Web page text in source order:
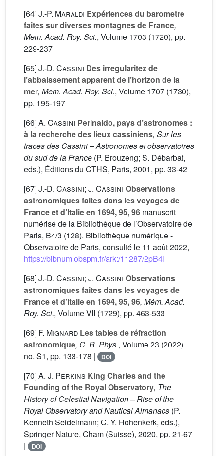
[64]J.-P. Maraldi Expériences du barometre
faites sur diverses montagnes de France,
Mem. Acad. Roy. Sci., Volume 1703 (1720), pp.
229-237
[65]J.-D. Cassini Des irregularitez de
l’abbaissement apparent de l’horizon de la
mer, Mem. Acad. Roy. Sci., Volume 1707 (1730),
pp. 195-197
[66]A. Cassini Perinaldo, pays d’astronomes :
à la recherche des lieux cassiniens, Sur les
traces des Cassini – Astronomes et observatoires
du sud de la France (P. Brouzeng; S. Débarbat,
eds.), Éditions du CTHS, Paris, 2001, pp. 33-42
[67]J.-D. Cassini; J. Cassini Observations
astronomiques faites dans les voyages de
France et d’Italie en 1694, 95, 96 manuscrit
numérisé de la Bibliothèque de l’Observatoire de
Paris, B4/3 (128). Bibliothèque numérique -
Observatoire de Paris, consulté le 11 août 2022,
https://bibnum.obspm.fr/ark:/11287/2pB4l
[68]J.-D. Cassini; J. Cassini Observations
astronomiques faites dans les voyages de
France et d’Italie en 1694, 95, 96, Mém. Acad.
Roy. Sci., Volume VII (1729), pp. 463-533
[69] F. Mignard Les tables de réfraction
astronomique, C. R. Phys., Volume 23 (2022)
no. S1, pp. 133-178 |
DOI
[70]A. J. Perkins King Charles and the
Founding of the Royal Observatory, The
History of Celestial Navigation – Rise of the
Royal Observatory and Nautical Almanacs (P.
Kenneth Seidelmann; C. Y. Hohenkerk, eds.),
Springer Nature, Cham (Suisse), 2020, pp. 21-67
|
DOI